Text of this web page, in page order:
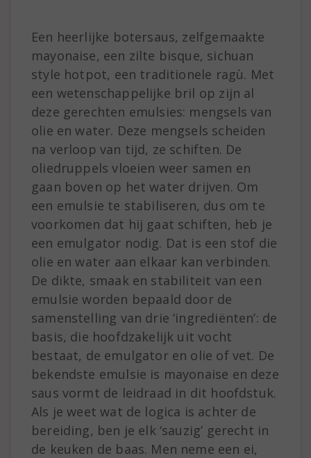
Een heerlijke botersaus, zelfgemaakte
mayonaise, een zilte bisque, sichuan
style hotpot, een traditionele ragù. Met
een wetenschappelijke bril op zijn al
deze gerechten emulsies: mengsels van
olie en water. Deze mengsels scheiden
na verloop van tijd, ze schiften. De
oliedruppels vloeien weer samen en
gaan boven op het water drijven. Om
een emulsie te stabiliseren, dus om te
voorkomen dat hij gaat schiften, heb je
een emulgator nodig. Dat is een stof die
olie en water aan elkaar kan verbinden.
De dikte, smaak en stabiliteit van een
emulsie worden bepaald door de
samenstelling van drie ‘ingrediënten’: de
basis, die hoofdzakelijk uit vocht
bestaat, de emulgator en olie of vet. De
bekendste emulsie is mayonaise en deze
saus vormt de leidraad in dit hoofdstuk.
Als je weet wat de logica is achter de
bereiding, ben je elk ‘sauzig’ gerecht in
de keuken de baas. Men neme een ei,